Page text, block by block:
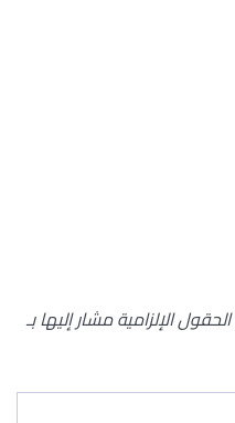
الحقول الإلزامية مشار إليها بـ